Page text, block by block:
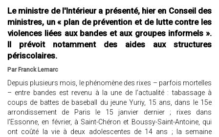
Le ministre de l'Intérieur a présenté, hier en Conseil des
ministres, un « plan de prévention et de lutte contre les
violences liées aux bandes et aux groupes informels ».
Il prévoit notamment des aides aux structures
périscolaires.
Par Franck Lemarc
Depuis plusieurs mois, le phénomène des rixes – parfois mortelles
– entre bandes est revenu à la une de l’actualité : tabassage à
coups de battes de baseball du jeune Yuriy, 15 ans, dans le 15e
arrondissement de Paris le 15 janvier dernier ; rixes dans
l’Essonne, en février, à Saint-Chéron et Boussy-Saint-Antoine, qui
ont coûté la vie à deux adolescentes de 14 ans ; la semaine